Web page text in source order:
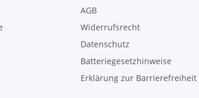
AGB
Widerrufsrecht
Datenschutz
Batteriegesetzhinweise
Erklärung zur Barrierefreiheit